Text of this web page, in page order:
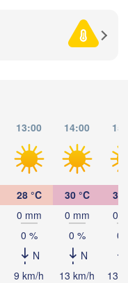
13:00 14:00
28 °C
0 mm
0 %
N
9 km/h
30 °C
0 mm
0 %
N
13 km/h
31
0
0
13
Λάρισα
(Larissa)
(Sofia)
Craiova
Пловдив
(Plovdiv)
Θεσσαλονίκη
(Thessaloniki)